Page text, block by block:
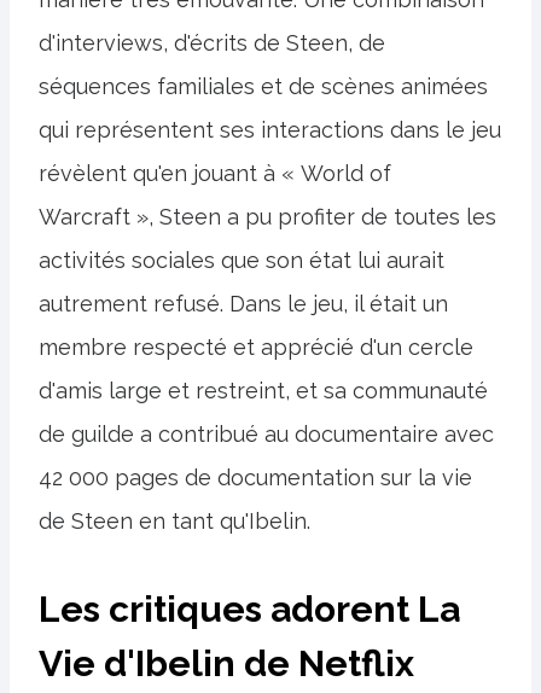
d'interviews, d'écrits de Steen, de
séquences familiales et de scènes animées
qui représentent ses interactions dans le jeu
révèlent qu'en jouant à « World of
Warcraft », Steen a pu profiter de toutes les
activités sociales que son état lui aurait
autrement refusé. Dans le jeu, il était un
membre respecté et apprécié d'un cercle
d'amis large et restreint, et sa communauté
de guilde a contribué au documentaire avec
42 000 pages de documentation sur la vie
de Steen en tant qu'Ibelin.
Les critiques adorent La
Vie d'Ibelin de Netflix